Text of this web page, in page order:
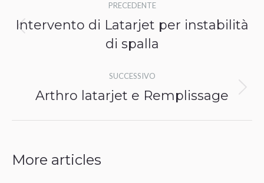
tra
PRECEDENTE
Post
precedente:
Intervento di Latarjet per instabilità
di spalla
SUCCESSIVO
Prossimo
Arthro latarjet e Remplissage
More articles